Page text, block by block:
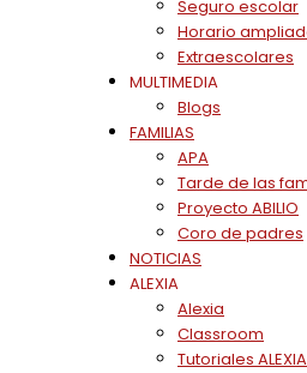
Seguro escolar
Horario
Extraescolares
MULTIMEDIA
Blogs
FAMILIAS
APA
Tarde de las
Proyecto ABILIO
Coro de padres
NOTICIAS
ALEXIA
Alexia
Classroom
Tutoriales